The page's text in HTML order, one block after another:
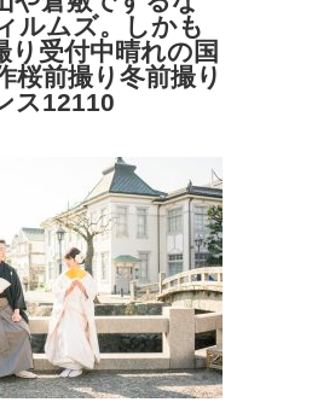
ルムズ。しかも
り受付中晴れの国
桜前撮り冬前撮り
ス12110